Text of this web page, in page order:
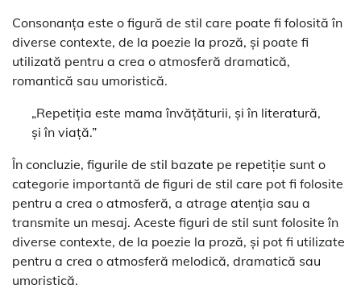
Consonanța este o figură de stil care poate fi folosită în
diverse contexte, de la poezie la proză, și poate fi
utilizată pentru a crea o atmosferă dramatică,
romantică sau umoristică.
„Repetiția este mama învățăturii, și în literatură,
și în viață.”
În concluzie, figurile de stil bazate pe repetiție sunt o
categorie importantă de figuri de stil care pot fi folosite
pentru a crea o atmosferă, a atrage atenția sau a
transmite un mesaj. Aceste figuri de stil sunt folosite în
diverse contexte, de la poezie la proză, și pot fi utilizate
pentru a crea o atmosferă melodică, dramatică sau
umoristică.